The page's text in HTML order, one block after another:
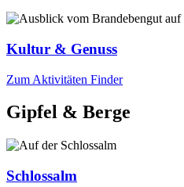
Kultur & Genuss
Zum Aktivitäten Finder
Gipfel & Berge
Schlossalm